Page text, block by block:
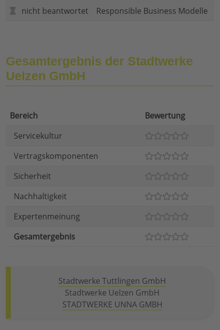
nicht beantwortet
Responsible Business Modelle
Gesamtergebnis der Stadtwerke
Uelzen GmbH
Bereich
Bewertung
Servicekultur
Vertragskomponenten
Sicherheit
Nachhaltigkeit
Expertenmeinung
Gesamtergebnis
Stadtwerke Tuttlingen GmbH
Stadtwerke Uelzen GmbH
STADTWERKE UNNA GMBH